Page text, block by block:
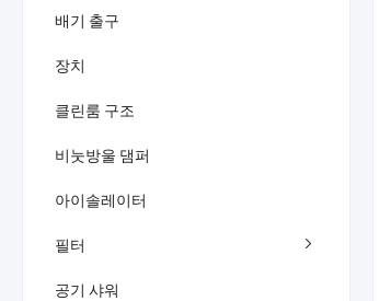
배기 출구
장치
클린룸 구조
비눗방울 댐퍼
아이솔레이터
필터
공기 샤워